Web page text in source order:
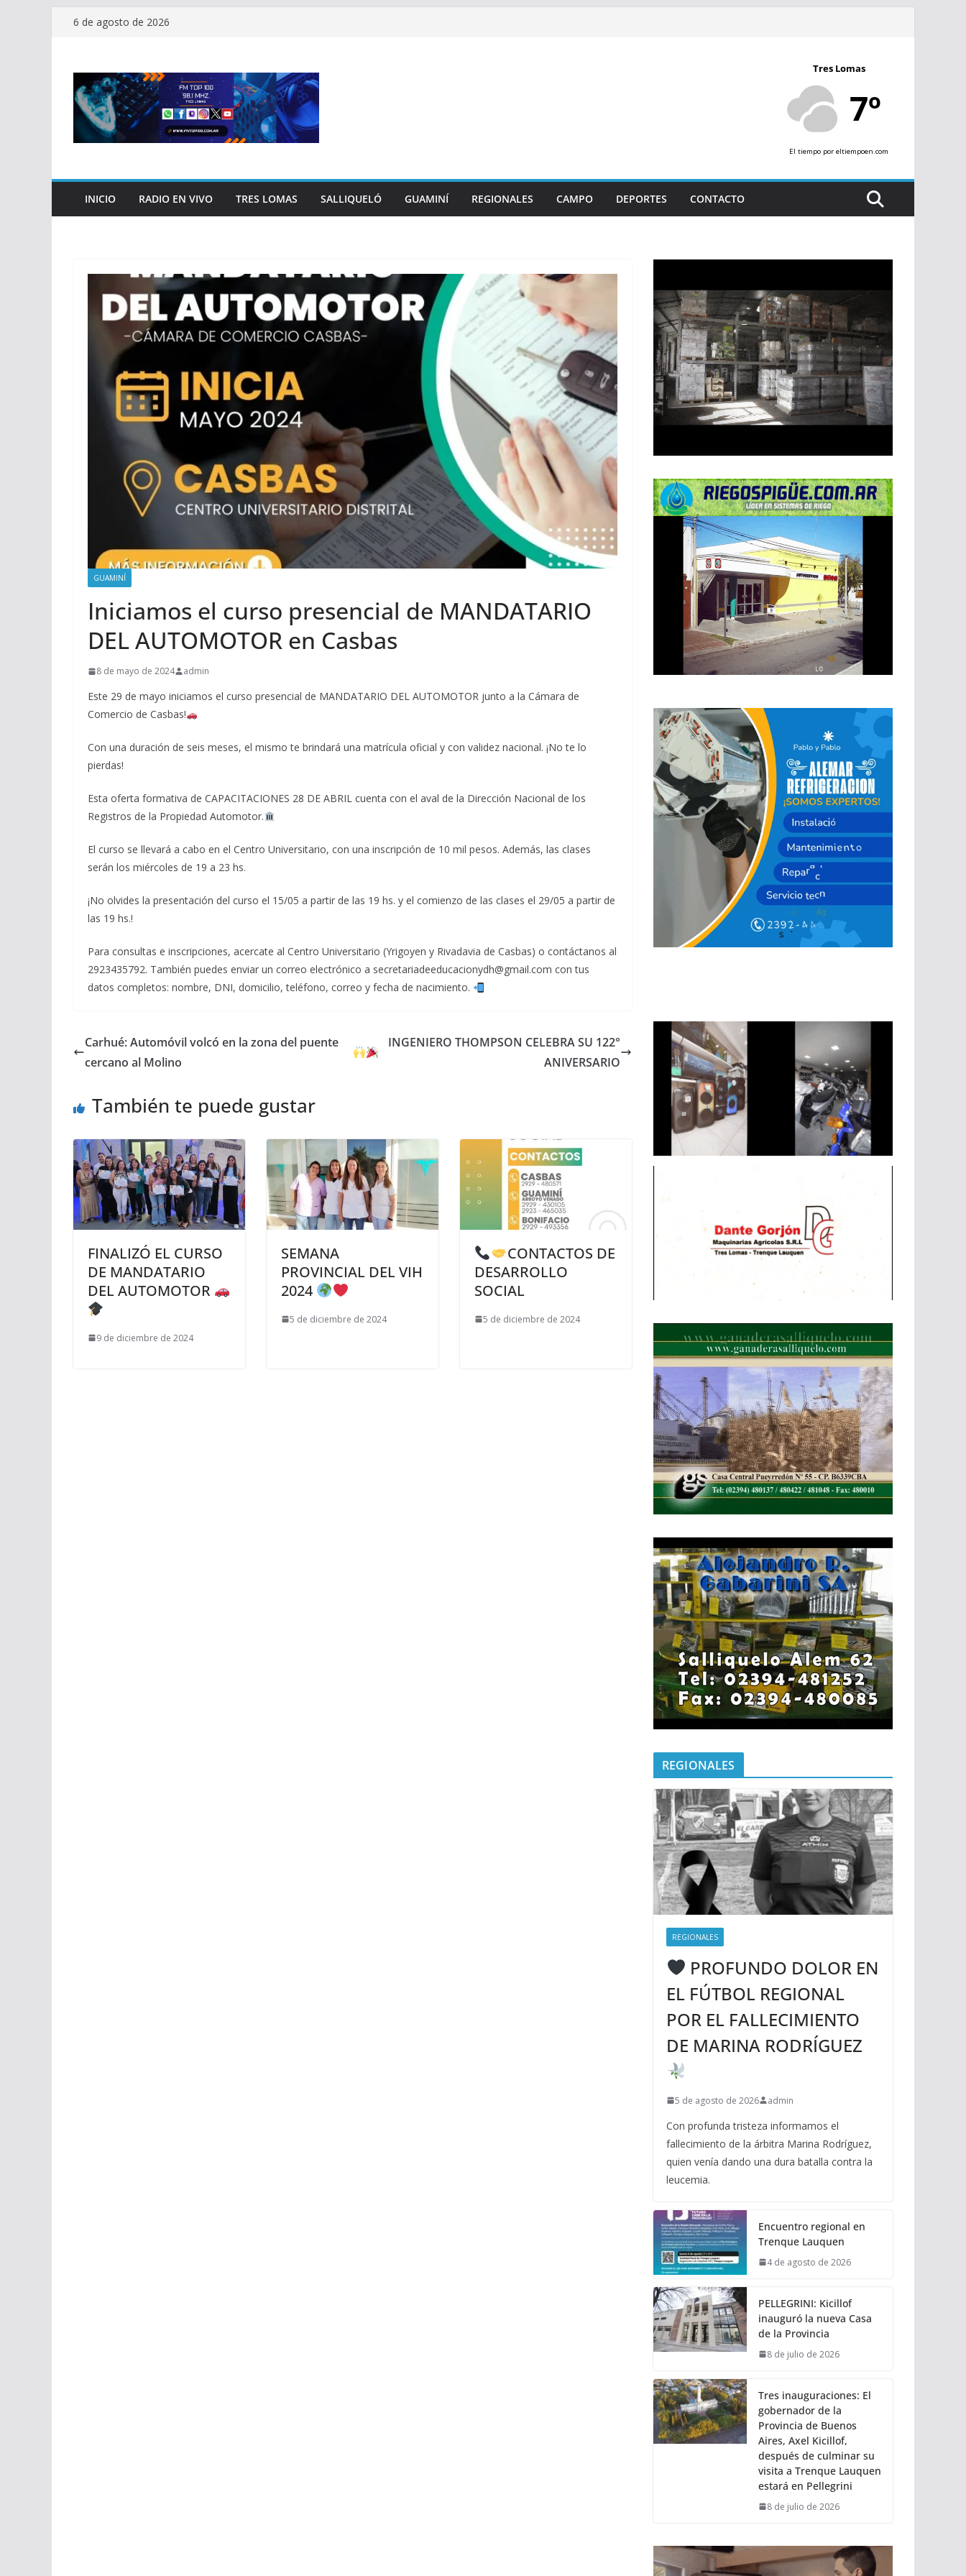
Saltar6 de agosto de 2026
Tres Lomas
7º
El tiempo por eltiempoen.com
INICIO RADIO EN VIVO TRES LOMAS SALLIQUELÓ GUAMINÍ REGIONALES CAMPO DEPORTES CONTACTO
GUAMINÍ
Iniciamos el curso presencial de MANDATARIO
DEL AUTOMOTOR en Casbas
8 de mayo de 2024 admin
Este 29 de mayo iniciamos el curso presencial de MANDATARIO DEL AUTOMOTOR junto a la Cámara de
Comercio de Casbas!
Con una duración de seis meses, el mismo te brindará una matrícula oficial y con validez nacional. ¡No te lo
pierdas!
Esta oferta formativa de CAPACITACIONES 28 DE ABRIL cuenta con el aval de la Dirección Nacional de los
Registros de la Propiedad Automotor.
El curso se llevará a cabo en el Centro Universitario, con una inscripción de 10 mil pesos. Además, las clases
serán los miércoles de 19 a 23 hs.
¡No olvides la presentación del curso el 15/05 a partir de las 19 hs. y el comienzo de las clases el 29/05 a partir de
las 19 hs.!
Para consultas e inscripciones, acercate al Centro Universitario (Yrigoyen y Rivadavia de Casbas) o contáctanos al
2923435792. También puedes enviar un correo electrónico a secretariadeeducacionydh@gmail.com con tus
datos completos: nombre, DNI, domicilio, teléfono, correo y fecha de nacimiento.
Carhué: Automóvil volcó en la zona del puente
cercano al Molino
INGENIERO THOMPSON CELEBRA SU 122°
ANIVERSARIO
También te puede gustar
FINALIZÓ EL CURSO
DE MANDATARIO
DEL AUTOMOTOR
9 de diciembre de 2024
SEMANA
PROVINCIAL DEL VIH
2024
5 de diciembre de 2024
CONTACTOS DE
DESARROLLO
SOCIAL
5 de diciembre de 2024
REGIONALES
REGIONALES
PROFUNDO DOLOR EN
EL FÚTBOL REGIONAL
POR EL FALLECIMIENTO
DE MARINA RODRÍGUEZ
5 de agosto de 2026 admin
Con profunda tristeza informamos el
fallecimiento de la árbitra Marina Rodríguez,
quien venía dando una dura batalla contra la
leucemia.
Encuentro regional en
Trenque Lauquen
4 de agosto de 2026
PELLEGRINI: Kicillof
inauguró la nueva Casa
de la Provincia
8 de julio de 2026
Tres inauguraciones: El
gobernador de la
Provincia de Buenos
Aires, Axel Kicillof,
después de culminar su
visita a Trenque Lauquen
estará en Pellegrini
8 de julio de 2026